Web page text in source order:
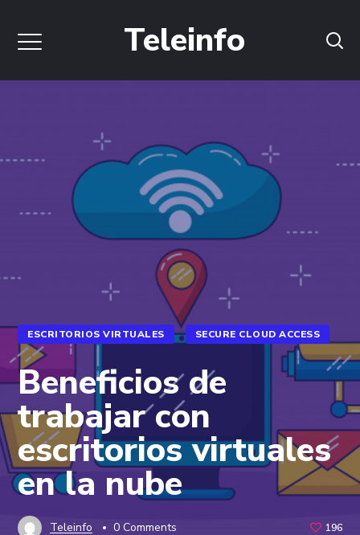
Teleinfo
ESCRITORIOS VIRTUALES SECURE CLOUD ACCESS
Beneficios de
trabajar con
escritorios virtuales
en la nube
Teleinfo 0 Comments 196